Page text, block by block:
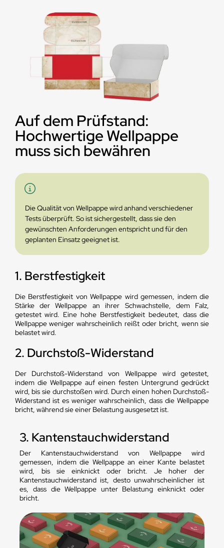
Auf dem Prüfstand:
Hochwertige Wellpappe
muss sich bewähren
Die Qualität von Wellpappe wird anhand verschiedener
Tests überprüft. So ist sichergestellt, dass sie den
gewünschten Anforderungen entspricht und für den
geplanten Einsatz geeignet ist.
1. Berstfestigkeit
Die Berstfestigkeit von Wellpappe wird gemessen, indem die
Stärke der Wellpappe an ihrer Schwachstelle, dem Falz,
getestet wird. Eine hohe Berstfestigkeit bedeutet, dass die
Wellpappe weniger wahrscheinlich reißt oder bricht, wenn sie
belastet wird.
2. Durchstoß-Widerstand
Der Durchstoß-Widerstand von Wellpappe wird getestet,
indem die Wellpappe auf einen festen Untergrund gedrückt
wird, bis sie durchstoßen wird. Durch einen hohen Durchstoß-
Widerstand ist es weniger wahrscheinlich, dass die Wellpappe
bricht, während sie einer Belastung ausgesetzt ist.
3. Kantenstauchwiderstand
Der Kantenstauchwiderstand von Wellpappe wird
gemessen, indem die Wellpappe an einer Kante belastet
wird, bis sie einknickt oder bricht. Je hoher der
Kantenstauchwiderstand ist, desto unwahrscheinlicher ist
es, dass die Wellpappe unter Belastung einknickt oder
bricht.